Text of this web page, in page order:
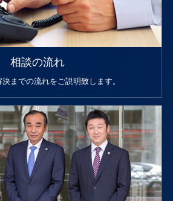
相談の流れ
までの流れをご説明致します。